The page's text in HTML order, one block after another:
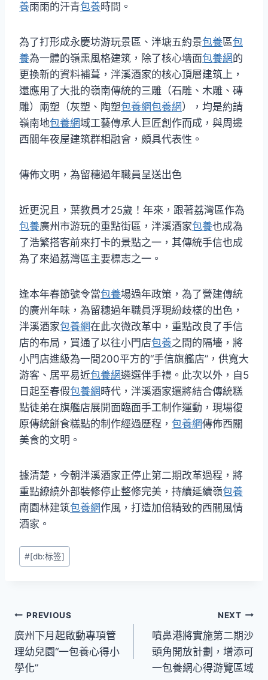
養雨雨的汗青包養時間。
為了打形成永慶坊游玩景區、泮塘五約景包養區包
養為一體的嶺熏風格建筑，除了核心墻面包養網的
更換新的資料補葺，泮溪酒家的核心頂層建筑上，
還應用了大批的嶺南傳統的三雕（石雕、木雕、磚
雕）兩塑（灰塑、陶塑包養網包養網），均是約請
嶺南地包養網域工藝傳承人巨匠創作而成，與周邊
西關年夜屋建筑群相融會，頗具代表性。
傳佈文明，為留穗過年職員呈送出色
近更況且，葉教員才25歲！年來，跟著荔灣區作為
包養廣州市游玩的重點街區，泮溪酒家包養也成為
了浩繁搭客前來打卡的景點之一，其傳統手信也成
為了來過荔灣區主要標志之一。
逢本年春節號令當包養場過年政策，為了營建傳統
的廣州年味，為留穗過年職員浮現紛歧樣的出色，
泮溪酒家包養網在此次微改革中，重點改良了手信
店的布局，買通了以往小門店包養之間的隔墻，將
小門店進級為一間200平方的“手信旗艦店”，供寬大
游客、居平易近包養網遴選伴手禮。此次以外，自5
日起至春假包養網時代，泮溪酒家還將結合傳統糕
點徒弟在旗艦店展開面臨面手工制作運動，現場復
原傳統餅食糕點的制作經過歷程， 包養網傳佈西關
美食的文明。
據清楚，今朝泮溪酒家正停止第二期改革過程，將
重點繚繞外部裝修停止整修完美，持續延續嶺包養
南園林建筑包養網作風，打造加倍精致的西關風情
酒家。
Post
Tags:
#[db:标签]
文
章
導
PREVIOUS
廣州下月起啟動專項管
理幼兒園“一包養心得小
學化”
NEXT
噴鼻港將實施第二期沙
頭角開放計劃，增添可
一包養網心得游覽區域